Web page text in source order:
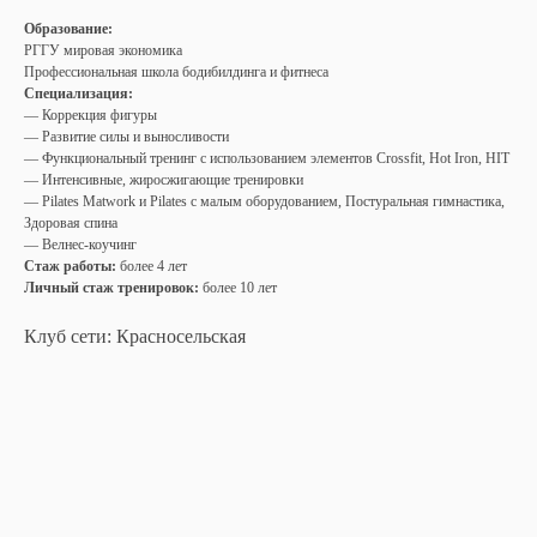
Образование:
РГГУ мировая экономика
Профессиональная школа бодибилдинга и фитнеса
Специализация:
— Коррекция фигуры
— Развитие силы и выносливости
— Функциональный тренинг с использованием элементов Crossfit, Hot Iron, HIT
— Интенсивные, жиросжигающие тренировки
— Pilates Matwork и Pilates с малым оборудованием, Постуральная гимнастика,
Здоровая спина
— Велнес-коучинг
Стаж работы: более 4 лет
Личный стаж тренировок: более 10 лет
Клуб сети: Красносельская